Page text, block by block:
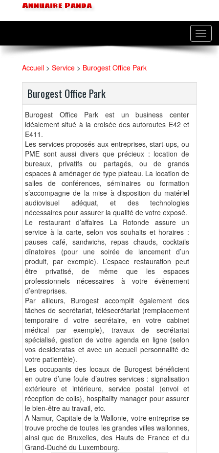
Annuaire Panda
Accueil > Service > Burogest Office Park
Burogest Office Park
Burogest Office Park est un business center
idéalement situé à la croisée des autoroutes E42 et
E411.
Les services proposés aux entreprises, start-ups, ou
PME sont aussi divers que précieux : location de
bureaux, privatifs ou partagés, ou de grands
espaces à aménager de type plateau. La location de
salles de conférences, séminaires ou formation
s’accompagne de la mise à disposition du matériel
audiovisuel adéquat, et des technologies
nécessaires pour assurer la qualité de votre exposé.
Le restaurant d’affaires La Rotonde assure un
service à la carte, selon vos souhaits et horaires :
pauses café, sandwichs, repas chauds, cocktails
dînatoires (pour une soirée de lancement d’un
produit, par exemple). L’espace restauration peut
être privatisé, de même que les espaces
professionnels nécessaires à votre évènement
d’entreprises.
Par ailleurs, Burogest accomplit également des
tâches de secrétariat, télésecrétariat (remplacement
temporaire d votre secrétaire, en votre cabinet
médical par exemple), travaux de secrétariat
spécialisé, gestion de votre agenda en ligne (selon
vos desideratas et avec un accueil personnalité de
votre patientèle).
Les occupants des locaux de Burogest bénéficient
en outre d’une foule d’autres services : signalisation
extérieure et intérieure, service postal (envoi et
réception de colis), hospitality manager pour assurer
le bien-être au travail, etc.
A Namur, Capitale de la Wallonie, votre entreprise se
trouve proche de toutes les grandes villes wallonnes,
ainsi que de Bruxelles, des Hauts de France et du
Grand-Duché du Luxembourg.